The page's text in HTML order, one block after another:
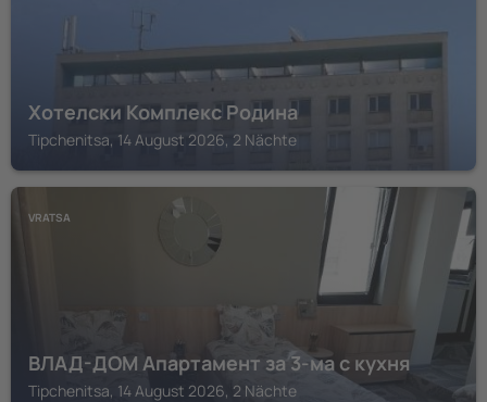
Хотелски Комплекс Родина
Tipchenitsa, 14 August 2026, 2 Nächte
VRATSA
ВЛАД-ДОМ Апартамент за 3-ма с кухня
Tipchenitsa, 14 August 2026, 2 Nächte